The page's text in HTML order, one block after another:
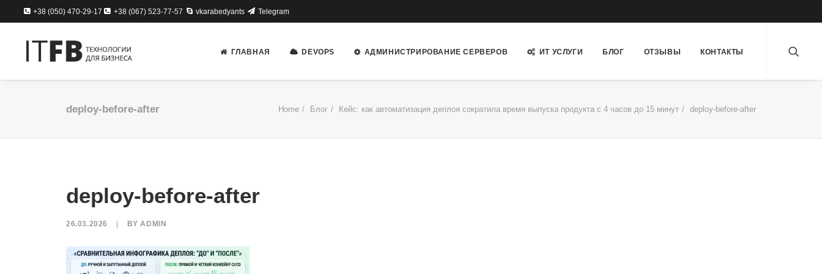
+38 (050) 470-29-17 +38 (067) 523-77-57 vkarabedyants Telegram
ГЛАВНАЯ DEVOPS АДМИНИСТРИРОВАНИЕ СЕРВЕРОВ ИТ УСЛУГИ БЛОГ ОТЗЫВЫ КОНТАКТЫ
deploy-before-after Home Блог Кейс: как автоматизация деплоя сократила время выпуска продукта с 4 часов до 15 минут deploy-before-after
deploy-before-after
26.03.2026 BYADMIN